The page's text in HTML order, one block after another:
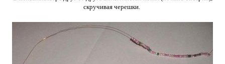
скручивая черешки.